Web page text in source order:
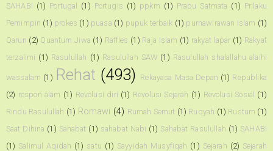
SAHABI (1) Portugal (1) Portugis (1) ppkm (1) Prabu Satmata (1) Prilaku
Pemimpin (1) prokes (1) puasa (1) pupuk terbaik (1) purnawirawan Islam (1)
Qarun (2) Quantum Jiwa (1) Raffles (1) Raja Islam (1) rakyat lapar (1) Rakyat
terzalimi (1) Rasulullah (1) Rasulullah SAW (1) Rasulullah shalallahu alaihi
wassalam (1) Rehat (493) Rekayasa Masa Depan (1) Republika
(2) respon alam (1) Revolusi diri (1) Revolusi Sejarah (1) Revolusi Sosial (1)
Rindu Rasulullah (1) Romawi (4) Rumah Semut (1) Ruqyah (1) Rustum (1)
Saat Dihina (1) Sahabat (1) sahabat Nabi (1) Sahabat Rasulullah (1) SAHABI
(1) Salimul Aqidah (1) satu (1) Sayyidah Musyfiqah (1) Sejarah (2) Sejarah